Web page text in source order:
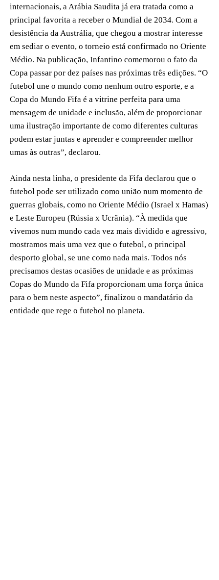
internacionais, a Arábia Saudita já era tratada como a
principal favorita a receber o Mundial de 2034. Com a
desistência da Austrália, que chegou a mostrar interesse
em sediar o evento, o torneio está confirmado no Oriente
Médio. Na publicação, Infantino comemorou o fato da
Copa passar por dez países nas próximas três edições. “O
futebol une o mundo como nenhum outro esporte, e a
Copa do Mundo Fifa é a vitrine perfeita para uma
mensagem de unidade e inclusão, além de proporcionar
uma ilustração importante de como diferentes culturas
podem estar juntas e aprender e compreender melhor
umas às outras”, declarou.
Ainda nesta linha, o presidente da Fifa declarou que o
futebol pode ser utilizado como união num momento de
guerras globais, como no Oriente Médio (Israel x Hamas)
e Leste Europeu (Rússia x Ucrânia). “À medida que
vivemos num mundo cada vez mais dividido e agressivo,
mostramos mais uma vez que o futebol, o principal
desporto global, se une como nada mais. Todos nós
precisamos destas ocasiões de unidade e as próximas
Copas do Mundo da Fifa proporcionam uma força única
para o bem neste aspecto”, finalizou o mandatário da
entidade que rege o futebol no planeta.